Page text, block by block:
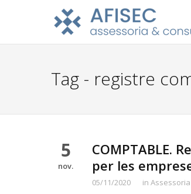
Tag - registre
5
nov.
COMPTABLE.
per les
05/11/2020 in